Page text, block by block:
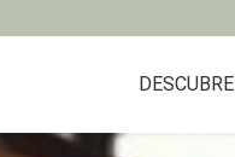
DESCUBRE